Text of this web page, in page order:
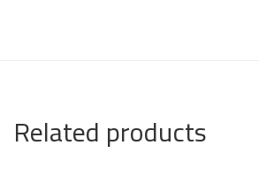
Related products